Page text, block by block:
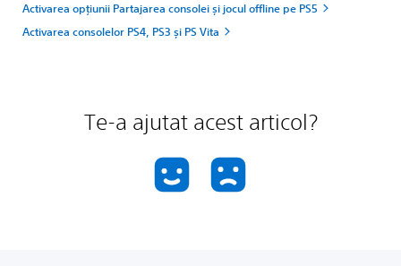
Activarea opțiunii Partajarea consolei și jocul offline pe PS5
Activarea consolelor PS4, PS3 și PS Vita
Te-a ajutat acest articol?